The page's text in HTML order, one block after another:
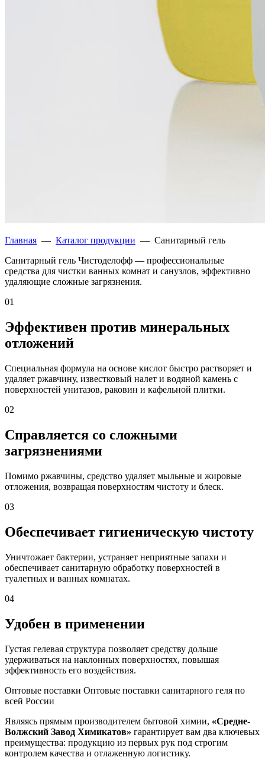
Главная — Каталог продукции — Санитарный гель
Санитарный гель Чистоделофф — профессиональные
средства для чистки ванных комнат и санузлов, эффективно
удаляющие сложные загрязнения.
01
Эффективен против минеральных
отложений
Специальная формула на основе кислот быстро растворяет и
удаляет ржавчину, известковый налет и водяной камень с
поверхностей унитазов, раковин и кафельной плитки.
02
Справляется со сложными
загрязнениями
Помимо ржавчины, средство удаляет мыльные и жировые
отложения, возвращая поверхностям чистоту и блеск.
03
Обеспечивает гигиеническую чистоту
Уничтожает бактерии, устраняет неприятные запахи и
обеспечивает санитарную обработку поверхностей в
туалетных и ванных комнатах.
04
Удобен в применении
Густая гелевая структура позволяет средству дольше
удерживаться на наклонных поверхностях, повышая
эффективность его воздействия.
Оптовые поставки Оптовые поставки санитарного геля по
всей России
Являясь прямым производителем бытовой химии, «Средне-
Волжский Завод Химикатов» гарантирует вам два ключевых
преимущества: продукцию из первых рук под строгим
контролем качества и отлаженную логистику.